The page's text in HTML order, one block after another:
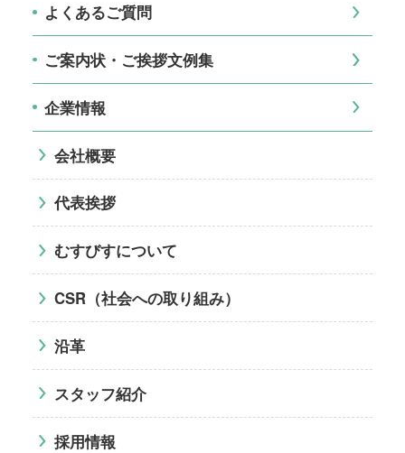
よくあるご質問
ご案内状・ご挨拶文例集
企業情報
会社概要
代表挨拶
むすびすについて
CSR（社会への取り組み）
沿革
スタッフ紹介
採用情報